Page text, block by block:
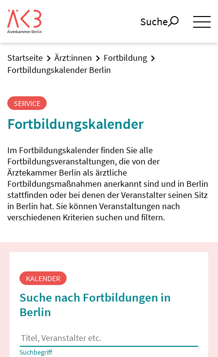
Suche
Startseite Ärzt:innen
Fortbildung
Fortbildungskalender Berlin
SERVICE
Fortbildungskalender
Im Fortbildungskalender finden Sie alle
Fortbildungsveranstaltungen, die von der
Ärztekammer Berlin als ärztliche
Fortbildungsmaßnahmen anerkannt sind und in Berlin
stattfinden oder bei denen der Veranstalter seinen Sitz
in Berlin hat. Sie können Veranstaltungen nach
verschiedenen Kriterien suchen und filtern.
Fortbildungssuche
KALENDER
Suche nach Fortbildungen in
Berlin
Es erscheinen Suchvorschläge, wenn mindestens 2 Zeichen
Suchbegriff